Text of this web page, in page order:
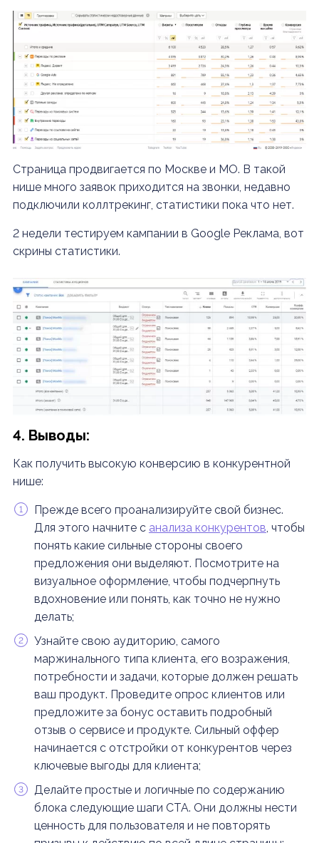
Страница продвигается по Москве и МО. В такой
нише много заявок приходится на звонки, недавно
подключили коллтрекинг, статистики пока что нет.
2 недели тестируем кампании в Google Реклама, вот
скрины статистики.
4. Выводы:
Как получить высокую конверсию в конкурентной
нише:
Прежде всего проанализируйте свой бизнес.
Для этого начните с анализа конкурентов , чтобы
понять какие сильные стороны своего
предложения они выделяют. Посмотрите на
визуальное оформление, чтобы подчерпнуть
вдохновение или понять, как точно не нужно
делать;
Узнайте свою аудиторию, самого
маржинального типа клиента, его возражения,
потребности и задачи, которые должен решать
ваш продукт. Проведите опрос клиентов или
предложите за бонус оставить подробный
отзыв о сервисе и продукте. Сильный оффер
начинается с отстройки от конкурентов через
ключевые выгоды для клиента;
Делайте простые и логичные по содержанию
блока следующие шаги CTA. Они должны нести
ценность для пользователя и не повторять